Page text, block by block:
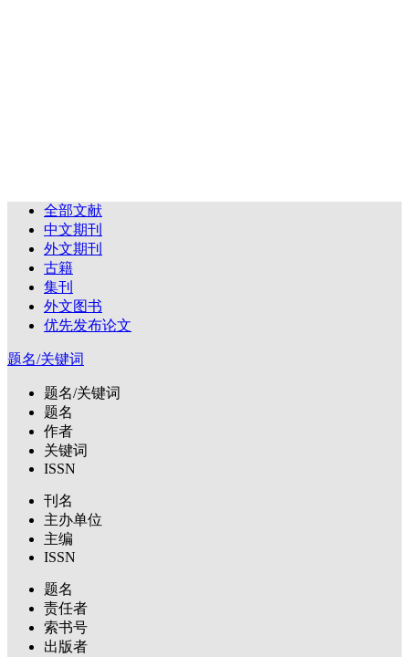
全部文献
中文期刊
外文期刊
古籍
集刊
外文图书
优先发布论文
题名/关键词
题名/关键词
题名
作者
关键词
ISSN
刊名
主办单位
主编
ISSN
题名
责任者
索书号
出版者